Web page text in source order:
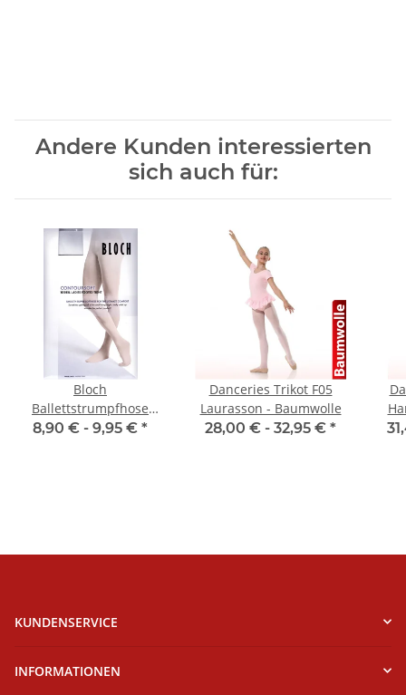
Andere Kunden interessierten
sich auch für:
Bloch
Ballettstrumpfhose
T0981 Footed Tight
8,90 € - 9,95 € *
Danceries Trikot F05
Laurasson - Baumwolle
28,00 € - 32,95 € *
KUNDENSERVICE
INFORMATIONEN